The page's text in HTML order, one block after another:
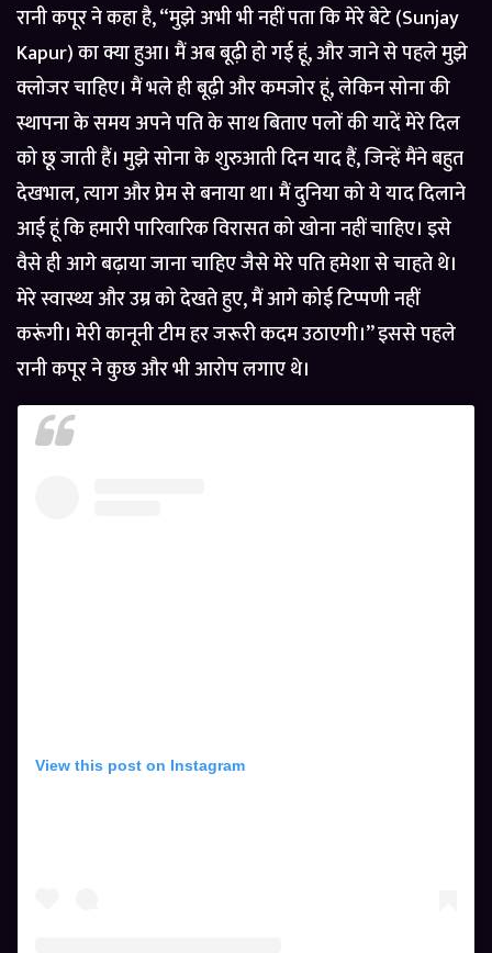
रानी कपूर ने कहा है, “मुझे अभी भी नहीं पता कि मेरे बेटे (Sunjay
Kapur) का क्या हुआ। मैं अब बूढ़ी हो गई हूं, और जाने से पहले मुझे
क्लोजर चाहिए। मैं भले ही बूढ़ी और कमजोर हूं, लेकिन सोना की
स्थापना के समय अपने पति के साथ बिताए पलों की यादें मेरे दिल
को छू जाती हैं। मुझे सोना के शुरुआती दिन याद हैं, जिन्हें मैंने बहुत
देखभाल, त्याग और प्रेम से बनाया था। मैं दुनिया को ये याद दिलाने
आई हूं कि हमारी पारिवारिक विरासत को खोना नहीं चाहिए। इसे
वैसे ही आगे बढ़ाया जाना चाहिए जैसे मेरे पति हमेशा से चाहते थे।
मेरे स्वास्थ्य और उम्र को देखते हुए, मैं आगे कोई टिप्पणी नहीं
करूंगी। मेरी कानूनी टीम हर जरूरी कदम उठाएगी।” इससे पहले
रानी कपूर ने कुछ और भी आरोप लगाए थे।
View this post on Instagram